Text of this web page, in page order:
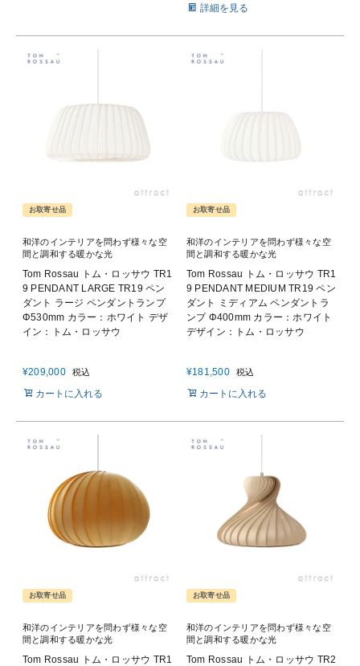
詳細を見る
お取寄せ品
和洋のインテリアを問わず様々な空
間と調和する暖かな光
Tom Rossau トム・ロッサウ TR1
9 PENDANT LARGE TR19 ペン
ダント ラージ ペンダントランプ
Φ530mm カラー：ホワイト デザ
イン：トム・ロッサウ
¥209,000 税込
カートに入れる
お取寄せ品
和洋のインテリアを問わず様々な空
間と調和する暖かな光
Tom Rossau トム・ロッサウ TR1
9 PENDANT MEDIUM TR19 ペン
ダント ミディアム ペンダントラ
ンプ Φ400mm カラー：ホワイト
デザイン：トム・ロッサウ
¥181,500 税込
カートに入れる
お取寄せ品
和洋のインテリアを問わず様々な空
間と調和する暖かな光
Tom Rossau トム・ロッサウ TR1
お取寄せ品
和洋のインテリアを問わず様々な空
間と調和する暖かな光
Tom Rossau トム・ロッサウ TR2